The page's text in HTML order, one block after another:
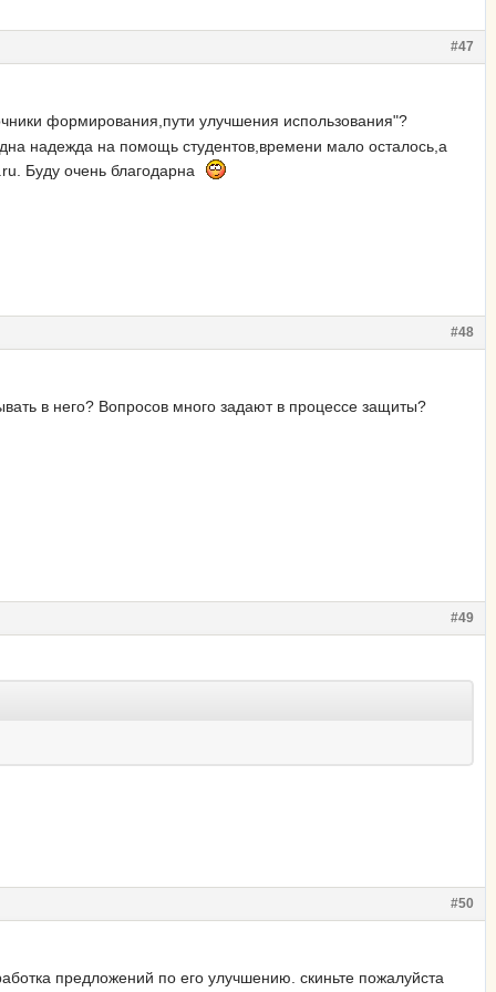
#47
формирования,пути улучшения использования"?
надежда на помощь студентов,времени мало осталось,а
Буду очень благодарна
#48
в него? Вопросов много задают в процессе защиты?
#49
#50
предложений по его улучшению. скиньте пожалуйста